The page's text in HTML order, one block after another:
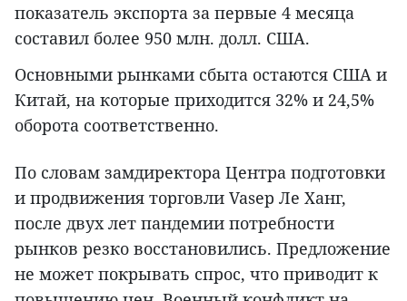
показатель экспорта за первые 4 месяца
составил более 950 млн. долл. США.
Основными рынками сбыта остаются США и
Китай, на которые приходится 32% и 24,5%
оборота соответственно.
По словам замдиректора Центра подготовки
и продвижения торговли Vasep Ле Ханг,
после двух лет пандемии потребности
рынков резко восстановились. Предложение
не может покрывать спрос, что приводит к